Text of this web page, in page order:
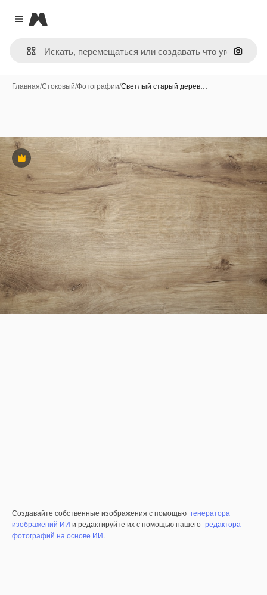
Close menu
Magnific
Поиск
Главная/Стоковый/Фотографии/Светлый старый дерев…
Премиум
Создавайте собственные изображения с помощью генератора
изображений ИИ и редактируйте их с помощью нашего редактора
фотографий на основе ИИ.